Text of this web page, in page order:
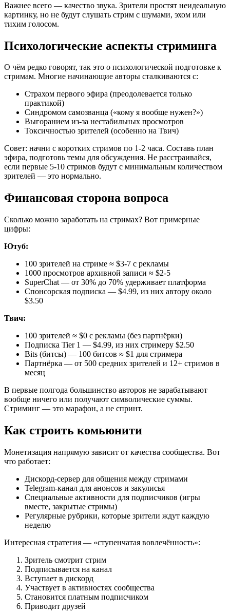
Важнее всего — качество звука. Зрители простят неидеальную
картинку, но не будут слушать стрим с шумами, эхом или
тихим голосом.
Психологические аспекты стриминга
О чём редко говорят, так это о психологической подготовке к
стримам. Многие начинающие авторы сталкиваются с:
Страхом первого эфира (преодолевается только
практикой)
Синдромом самозванца («кому я вообще нужен?»)
Выгоранием из-за нестабильных просмотров
Токсичностью зрителей (особенно на Твич)
Совет: начни с коротких стримов по 1-2 часа. Составь план
эфира, подготовь темы для обсуждения. Не расстраивайся,
если первые 5-10 стримов будут с минимальным количеством
зрителей — это нормально.
Финансовая сторона вопроса
Сколько можно заработать на стримах? Вот примерные
цифры:
Ютуб:
100 зрителей на стриме ≈ $3-7 с рекламы
1000 просмотров архивной записи ≈ $2-5
SuperChat — от 30% до 70% удерживает платформа
Спонсорская подписка — $4.99, из них автору около
$3.50
Твич:
100 зрителей ≈ $0 с рекламы (без партнёрки)
Подписка Tier 1 — $4.99, из них стримеру $2.50
Bits (битсы) — 100 битсов ≈ $1 для стримера
Партнёрка — от 500 средних зрителей и 12+ стримов в
месяц
В первые полгода большинство авторов не зарабатывают
вообще ничего или получают символические суммы.
Стриминг — это марафон, а не спринт.
Как строить комьюнити
Монетизация напрямую зависит от качества сообщества. Вот
что работает:
Дискорд-сервер для общения между стримами
Telegram-канал для анонсов и закулисья
Специальные активности для подписчиков (игры
вместе, закрытые стримы)
Регулярные рубрики, которые зрители ждут каждую
неделю
Интересная стратегия — «ступенчатая вовлечённость»:
Зритель смотрит стрим
Подписывается на канал
Вступает в дискорд
Участвует в активностях сообщества
Становится платным подписчиком
Приводит друзей